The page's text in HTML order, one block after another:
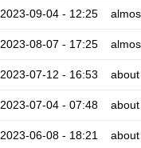
2023-09-04 - 12:25
2023-08-07 - 17:25
2023-07-12 - 16:53
2023-07-04 - 07:48
2023-06-08 - 18:21